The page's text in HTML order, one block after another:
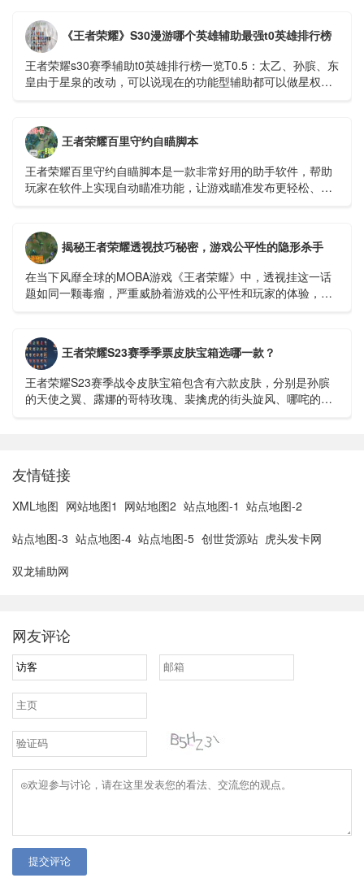
《王者荣耀》S30漫游哪个英雄辅助最强t0英雄排行榜
王者荣耀s30赛季辅助t0英雄排行榜一览​​​​​​​T0.5：太乙、孙膑、东
皇由于星泉的改动，可以说现在的功能型辅助都可以做星权，
王者荣耀百里守约自瞄脚本
王者荣耀百里守约自瞄脚本是一款非常好用的助手软件，帮助
玩家在软件上实现自动瞄准功能，让游戏瞄准发布更轻松、更
揭秘王者荣耀透视技巧秘密，游戏公平性的隐形杀手
在当下风靡全球的MOBA游戏《王者荣耀》中，透视挂这一话
题如同一颗毒瘤，严重威胁着游戏的公平性和玩家的体验，我
王者荣耀S23赛季季票皮肤宝箱选哪一款？
王者荣耀S23赛季战令皮肤宝箱包含有六款皮肤，分别是孙膑
的天使之翼、露娜的哥特玫瑰、裴擒虎的街头旋风、哪咤的三
友情链接
XML地图 网站地图1 网站地图2 站点地图-1 站点地图-2
站点地图-3 站点地图-4 站点地图-5 创世货源站 虎头发卡网
双龙辅助网
网友评论
提交评论